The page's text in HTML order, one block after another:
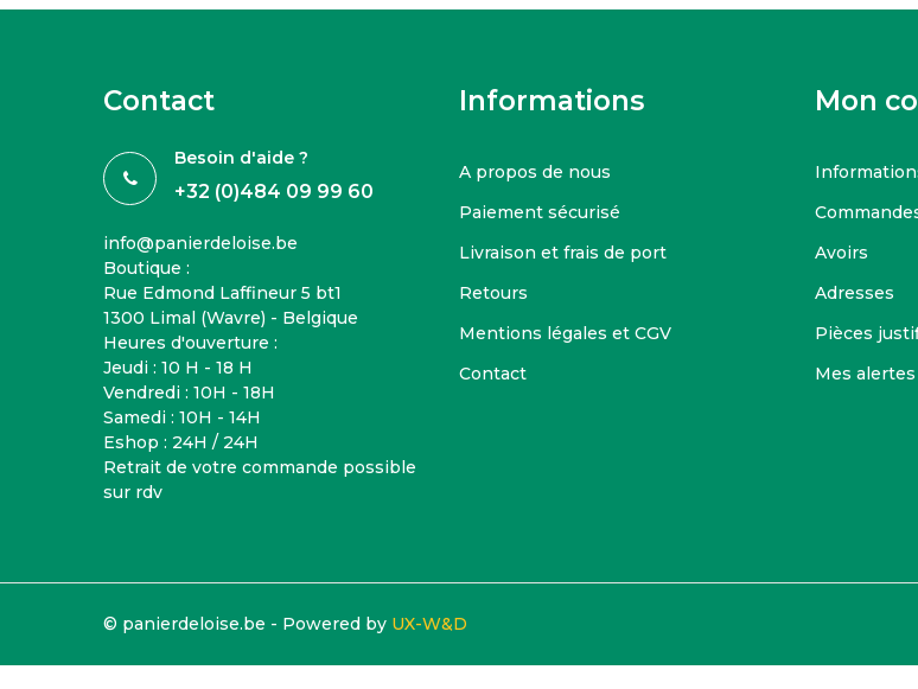
Contact
Besoin d'aide ?
+32 (0)484 09 99 60
info@panierdeloise.be
Boutique :
Rue Edmond Laffineur 5 bt1
1300 Limal (Wavre) - Belgique
Heures d'ouverture :
Jeudi : 10 H - 18 H
Vendredi : 10H - 18H
Samedi : 10H - 14H
Eshop : 24H / 24H
Retrait de votre commande possible
sur rdv
Informations
A propos de nous
Paiement sécurisé
Livraison et frais de port
Retours
Mentions légales et CGV
Contact
Mon
Avoirs
Adresses
Pièces
Mes alertes
© panierdeloise.be - Powered by UX-W&D